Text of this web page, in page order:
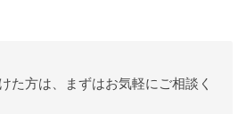
た方は、まずはお気軽にご相談く